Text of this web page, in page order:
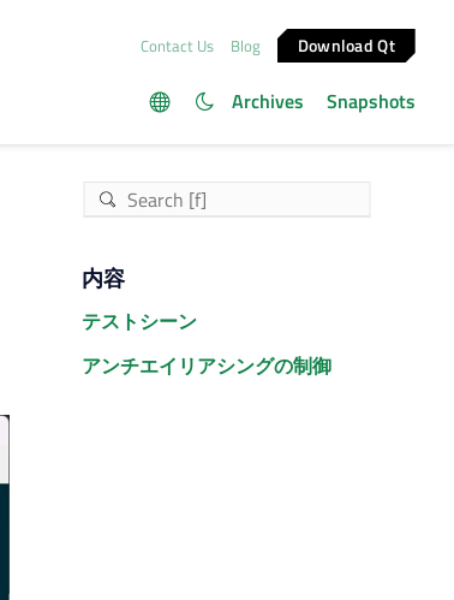
Contact Us Blog Download Qt
Archives Snapshots
内容
テストシーン
アンチエイリアシングの制御